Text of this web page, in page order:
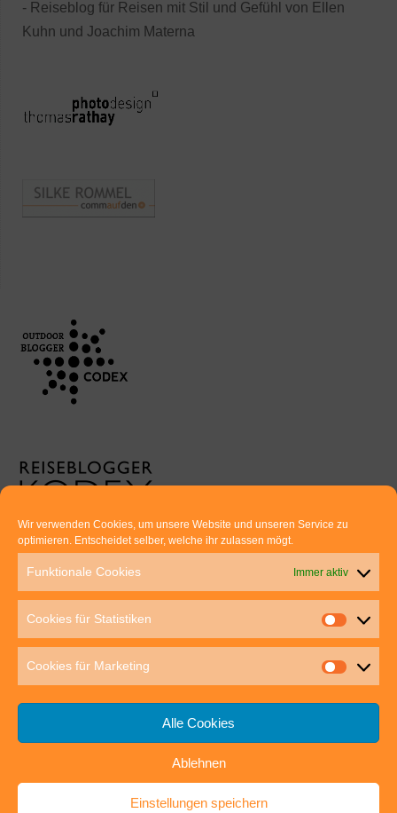
Wir verwenden Cookies, um unsere Website und unseren Service zu
optimieren. Entscheidet selber, welche ihr zulassen mögt.
Funktionale Cookies Immer aktiv
Cookies für Statistiken
Cookies für Marketing
Alle Cookies
Ablehnen
Einstellungen speichern
- Reiseblog für Reisen mit Stil und Gefühl von Ellen
Kuhn und Joachim Materna
Euer direkter Draht zu uns:
Thomas Rathay und Silke Rommel
70563 Stuttgart
post@outdoor-hochgenuss.de
IMPRESSUM DATENSCHUTZ